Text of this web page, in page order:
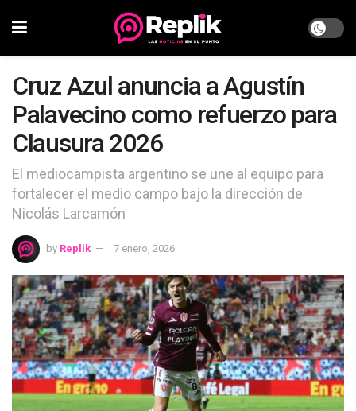
Cruz Azul anuncia a Agustín
Palavecino como refuerzo para
Clausura 2026
El mediocampista argentino se une al equipo para
fortalecer el medio campo bajo la dirección de
Nicolás Larcamón
by Replik 7 enero, 2026